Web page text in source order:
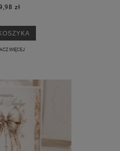
zł
WIĘCEJ